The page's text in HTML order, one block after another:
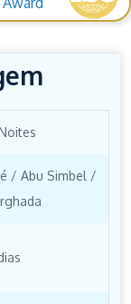
/ Abu Simbel /